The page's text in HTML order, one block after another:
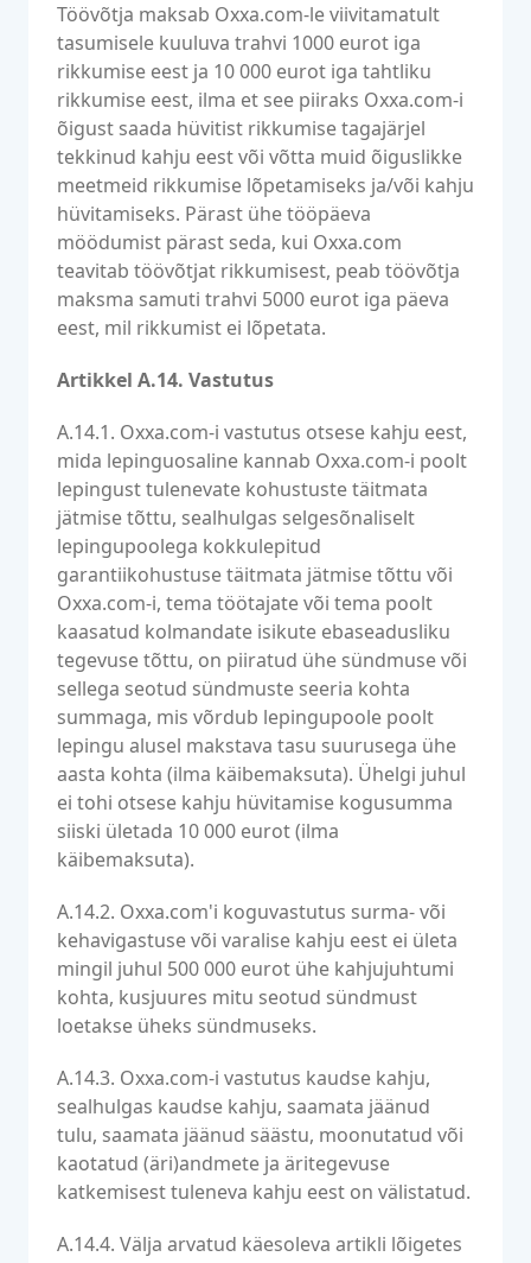
Töövõtja maksab Oxxa.com-le viivitamatult
tasumisele kuuluva trahvi 1000 eurot iga
rikkumise eest ja 10 000 eurot iga tahtliku
rikkumise eest, ilma et see piiraks Oxxa.com-i
õigust saada hüvitist rikkumise tagajärjel
tekkinud kahju eest või võtta muid õiguslikke
meetmeid rikkumise lõpetamiseks ja/või kahju
hüvitamiseks. Pärast ühe tööpäeva
möödumist pärast seda, kui Oxxa.com
teavitab töövõtjat rikkumisest, peab töövõtja
maksma samuti trahvi 5000 eurot iga päeva
eest, mil rikkumist ei lõpetata.
Artikkel A.14. Vastutus
A.14.1. Oxxa.com-i vastutus otsese kahju eest,
mida lepinguosaline kannab Oxxa.com-i poolt
lepingust tulenevate kohustuste täitmata
jätmise tõttu, sealhulgas selgesõnaliselt
lepingupoolega kokkulepitud
garantiikohustuse täitmata jätmise tõttu või
Oxxa.com-i, tema töötajate või tema poolt
kaasatud kolmandate isikute ebaseadusliku
tegevuse tõttu, on piiratud ühe sündmuse või
sellega seotud sündmuste seeria kohta
summaga, mis võrdub lepingupoole poolt
lepingu alusel makstava tasu suurusega ühe
aasta kohta (ilma käibemaksuta). Ühelgi juhul
ei tohi otsese kahju hüvitamise kogusumma
siiski ületada 10 000 eurot (ilma
käibemaksuta).
A.14.2. Oxxa.com'i koguvastutus surma- või
kehavigastuse või varalise kahju eest ei ületa
mingil juhul 500 000 eurot ühe kahjujuhtumi
kohta, kusjuures mitu seotud sündmust
loetakse üheks sündmuseks.
A.14.3. Oxxa.com-i vastutus kaudse kahju,
sealhulgas kaudse kahju, saamata jäänud
tulu, saamata jäänud säästu, moonutatud või
kaotatud (äri)andmete ja äritegevuse
katkemisest tuleneva kahju eest on välistatud.
A.14.4. Välja arvatud käesoleva artikli lõigetes